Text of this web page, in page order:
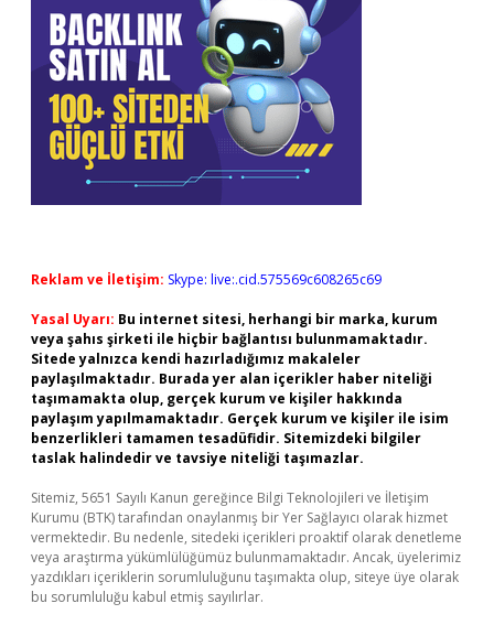
Reklam ve İletişim: Skype: live:.cid.575569c608265c69
Yasal Uyarı: Bu internet sitesi, herhangi bir marka, kurum
veya şahıs şirketi ile hiçbir bağlantısı bulunmamaktadır.
Sitede yalnızca kendi hazırladığımız makaleler
paylaşılmaktadır. Burada yer alan içerikler haber niteliği
taşımamakta olup, gerçek kurum ve kişiler hakkında
paylaşım yapılmamaktadır. Gerçek kurum ve kişiler ile isim
benzerlikleri tamamen tesadüfidir. Sitemizdeki bilgiler
taslak halindedir ve tavsiye niteliği taşımazlar.
Sitemiz, 5651 Sayılı Kanun gereğince Bilgi Teknolojileri ve İletişim
Kurumu (BTK) tarafından onaylanmış bir Yer Sağlayıcı olarak hizmet
vermektedir. Bu nedenle, sitedeki içerikleri proaktif olarak denetleme
veya araştırma yükümlülüğümüz bulunmamaktadır. Ancak, üyelerimiz
yazdıkları içeriklerin sorumluluğunu taşımakta olup, siteye üye olarak
bu sorumluluğu kabul etmiş sayılırlar.